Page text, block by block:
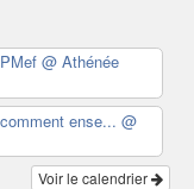
@ Athénée
ense... @
Voir le calendrier